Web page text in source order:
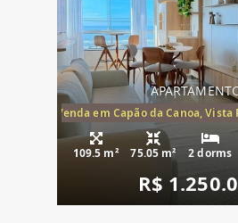
Mar à Venda em Capão da Canoa,
109.5 m² 75.05 m² 2 dorms
R$